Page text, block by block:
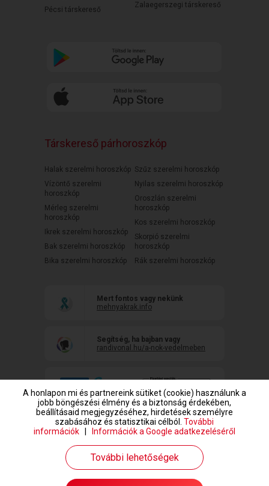
Pécsi társkereső
Zalaegerszegi társkereső
Társkereső párhoroszkóp
Halak szerelmi horoszkóp
Vízöntő szerelmi
horoszkóp
Mérleg szerelmi
horoszkóp
Ikrek szerelmi horoszkóp
Bak szerelmi horoszkóp
Bika szerelmi horoszkóp
Szűz szerelmi horoszkóp
Nyilas szerelmi horoszkóp
Oroszlán szerelmi
horoszkóp
Kos szerelmi horoszkóp
Skorpió szerelmi
horoszkóp
Rák szerelmi horoszkóp
Mert fontos vagy nekünk
mehnyakrak.info
Segítség, ha bajban vagy
randivonal.hu/a-nok-vedelmeben
www.randivonal.hu © Copyright 1999-2026 Dating Central Europe Zrt.
A honlapon mi és partnereink sütiket (cookie) használunk a
jobb böngészési élmény és a biztonság érdekében,
beállításaid megjegyzéséhez, hirdetések személyre
szabásához és statisztikai célból. További
információk
Információk a Google adatkezeléséről
További lehetőségek